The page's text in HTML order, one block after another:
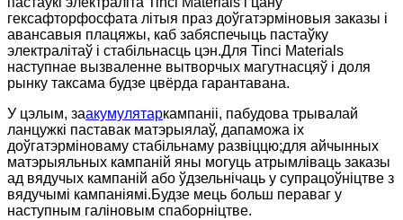
гексафторфосфата літыя праз доўгатэрміновыя заказы і
авансавыя плацяжы, каб забяспечыць пастаўку
электралітаў і стабільнасць цэн.Для Tinci Materials
наступнае вызваленне вытворчых магутнасцяў і доля
рынку таксама будзе цвёрда гарантавана.
У цэлым, заакумулятаркампаніі, пабудова трывалай
ланцужкі паставак матэрыялаў, дапаможа іх
доўгатэрміноваму стабільнаму развіццю;для айчынных
матэрыяльных кампаній яны могуць атрымліваць заказы
ад вядучых кампаній або ўдзельнічаць у супрацоўніцтве з
вядучымі кампаніямі.Будзе мець больш пераваг у
наступным галіновым спаборніцтве.